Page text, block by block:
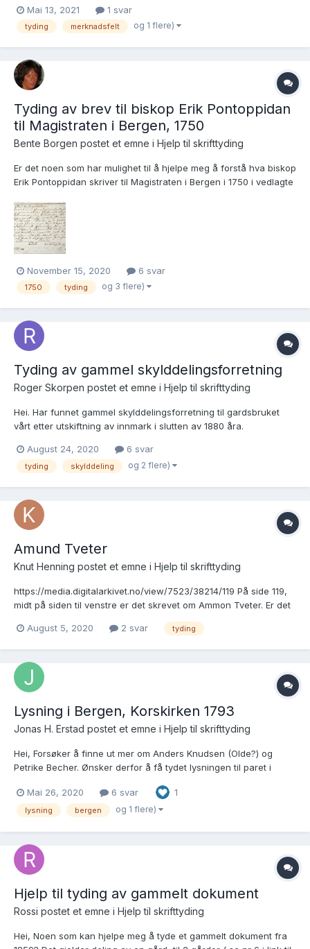
Mai 13, 2021 1 svar
tyding merknadsfelt og 1 flere)
Tyding av brev til biskop Erik Pontoppidan
til Magistraten i Bergen, 1750
Bente Borgen postet et emne i Hjelp til skrifttyding
Er det noen som har mulighet til å hjelpe meg å forstå hva biskop
Erik Pontoppidan skriver til Magistraten i Bergen i 1750 i vedlagte
November 15, 2020 6 svar
1750 tyding og 3 flere)
Tyding av gammel skylddelingsforretning
Roger Skorpen postet et emne i Hjelp til skrifttyding
Hei. Har funnet gammel skylddelingsforretning til gardsbruket
vårt etter utskiftning av innmark i slutten av 1880 åra.
innholdet ord for ord men er nå i ferd med å gi opp på første
side. 3 Offentlig Utskiftning paa Nedre...
August 24, 2020 6 svar
tyding skylddeling og 2 flere)
Amund Tveter
Knut Henning postet et emne i Hjelp til skrifttyding
https://media.digitalarkivet.no/view/7523/38214/119 På side 119,
midt på siden til venstre er det skrevet om Ammon Tveter. Er det
vedkommende? Mvh Henning
August 5, 2020 2 svar tyding
Lysning i Bergen, Korskirken 1793
Jonas H. Erstad postet et emne i Hjelp til skrifttyding
Hei, Forsøker å finne ut mer om Anders Knudsen (Olde?) og
Petrike Becher. Ønsker derfor å få tydet lysningen til paret i
forsøk: for Ung kl Anders Knudsen ?? paa ?? og pigen Petrike
Becher, som vil indgaa ægtes...
Mai 26, 2020 6 svar 1
lysning bergen og 1 flere)
Hjelp til tyding av gammelt dokument
Rossi postet et emne i Hjelp til skrifttyding
Hei, Noen som kan hjelpe meg å tyde et gammelt dokument fra